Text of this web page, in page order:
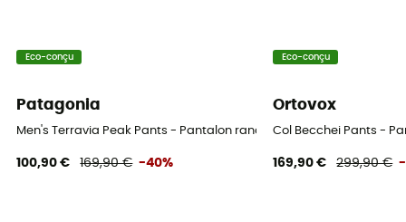
Eco-conçu
Patagonia
Men's Terravia Peak Pants - Pantalon randonnée homme
100,90 € 169,90 € -40%
Eco-conçu
Ortovox
Col Becchei Pants -
169,90 € 299,90 € -